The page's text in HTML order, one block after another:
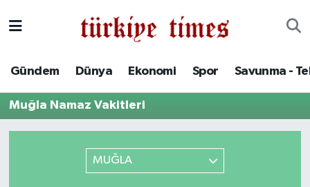
Gündem Dünya Ekonomi Spor Savunma -
Muğla Namaz Vakitleri
MUĞLA
Ekonomi
Süper Lig Puan Durumu ve Fikstür
Tüm Manşetler